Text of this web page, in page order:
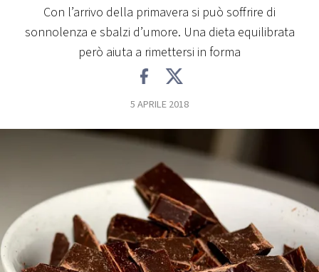
PLAYLIST
CONCORSI
VIDEO
TV
Con l’arrivo della primavera si può soffrire di
sonnolenza e sbalzi d’umore. Una dieta equilibrata
però aiuta a rimettersi in forma
5 APRILE 2018